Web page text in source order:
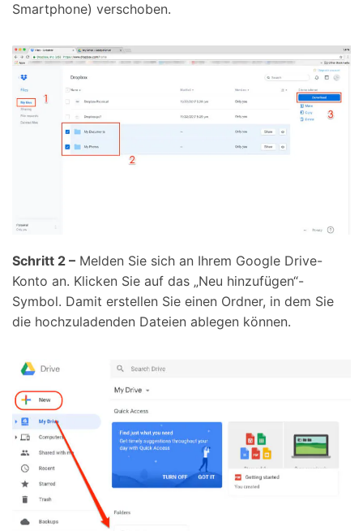
Smartphone) verschoben.
Schritt 2 – Melden Sie sich an Ihrem Google Drive-
Konto an. Klicken Sie auf das „Neu hinzufügen“-
Symbol. Damit erstellen Sie einen Ordner, in dem Sie
die hochzuladenden Dateien ablegen können.